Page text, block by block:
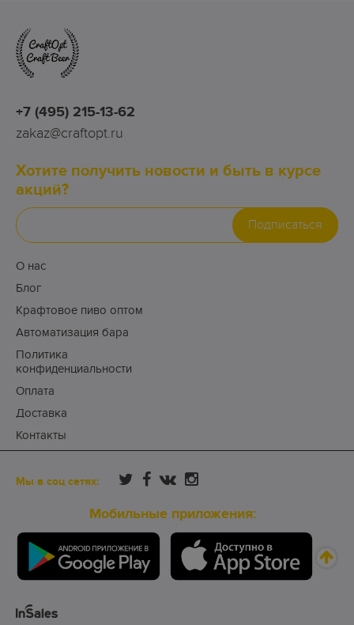
+7 (495) 215-13-62
zakaz@craftopt.ru
Хотите получить новости и быть в курсе
акций?
Подписаться
О нас
Блог
Крафтовое пиво оптом
Автоматизация бара
Политика
конфиденциальности
Оплата
Доставка
Контакты
Мы в соц сетях:
Мобильные приложения: